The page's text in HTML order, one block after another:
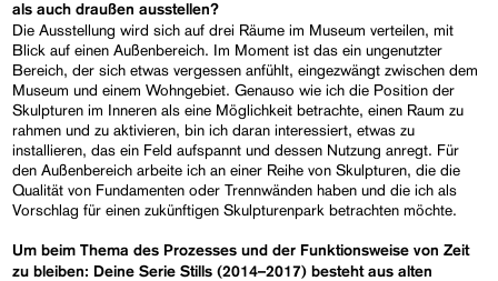
als auch draußen ausstellen?
Die Ausstellung wird sich auf drei Räume im Museum verteilen, mit
Blick auf einen Außenbereich. Im Moment ist das ein ungenutzter
Bereich, der sich etwas vergessen anfühlt, eingezwängt zwischen dem
Museum und einem Wohngebiet. Genauso wie ich die Position der
Skulpturen im Inneren als eine Möglichkeit betrachte, einen Raum zu
rahmen und zu aktivieren, bin ich daran interessiert, etwas zu
installieren, das ein Feld aufspannt und dessen Nutzung anregt. Für
den Außenbereich arbeite ich an einer Reihe von Skulpturen, die die
Qualität von Fundamenten oder Trennwänden haben und die ich als
Vorschlag für einen zukünftigen Skulpturenpark betrachten möchte.
Um beim Thema des Prozesses und der Funktionsweise von Zeit
zu bleiben: Deine SerieStills (2014–2017) besteht aus alten